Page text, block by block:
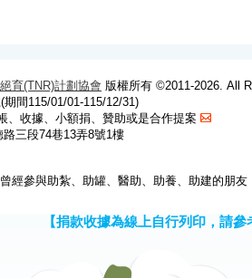
育(TNR)計劃協會 版權所有 ©2011-2026. All
間115/01/01-115/12/31)
、收據、小額捐、贊助或是合作提案
三段74巷13弄8號1樓
經參與助紮、助罐、醫助、助養、助建的朋
【捐款收據為線上自行列印，請參